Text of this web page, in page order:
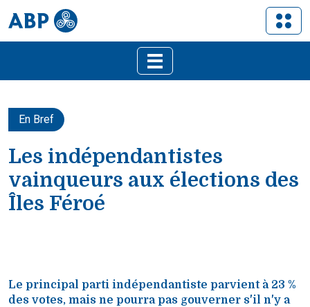
En Bref
Les indépendantistes
vainqueurs aux élections des
Îles Féroé
Le principal parti indépendantiste parvient à 23 %
des votes, mais ne pourra pas gouverner s'il n'y a